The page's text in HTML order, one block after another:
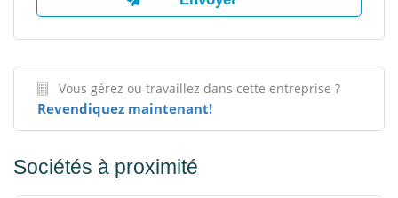
Vous gérez ou travaillez dans cette entreprise ?
Revendiquez maintenant!
Sociétés à proximité